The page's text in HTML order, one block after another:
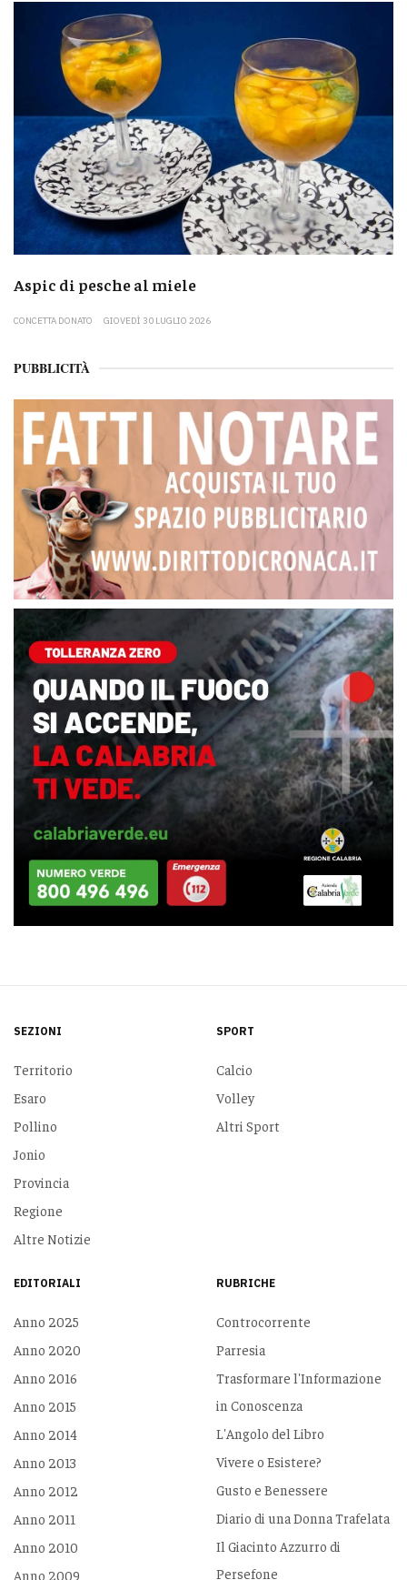
Aspic di pesche al miele
CONCETTA DONATO GIOVEDÌ 30 LUGLIO 2026
PUBBLICITÀ
SEZIONI
Territorio
Esaro
Pollino
Jonio
Provincia
Regione
Altre Notizie
SPORT
Calcio
Volley
Altri Sport
EDITORIALI
Anno 2025
Anno 2020
Anno 2016
Anno 2015
Anno 2014
Anno 2013
Anno 2012
Anno 2011
Anno 2010
Anno 2009
RUBRICHE
Controcorrente
Parresia
Trasformare l'Informazione
in Conoscenza
L'Angolo del Libro
Vivere o Esistere?
Gusto e Benessere
Diario di una Donna Trafelata
Il Giacinto Azzurro di
Persefone